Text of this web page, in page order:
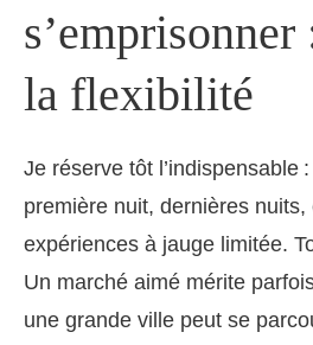
s’emprisonner
la flexibilité
Je réserve tôt l’indispensable
première nuit, dernières nuits,
expériences à jauge limitée.
Un marché aimé mérite
une grande ville peut se